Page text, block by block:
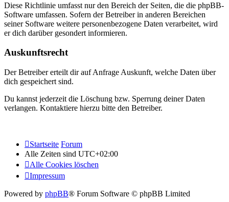
Diese Richtlinie umfasst nur den Bereich der Seiten, die die phpBB-
Software umfassen. Sofern der Betreiber in anderen Bereichen
seiner Software weitere personenbezogene Daten verarbeitet, wird
er dich darüber gesondert informieren.
Auskunftsrecht
Der Betreiber erteilt dir auf Anfrage Auskunft, welche Daten über
dich gespeichert sind.
Du kannst jederzeit die Löschung bzw. Sperrung deiner Daten
verlangen. Kontaktiere hierzu bitte den Betreiber.
Startseite Forum
Alle Zeiten sind UTC+02:00
Alle Cookies löschen
Impressum
Powered by phpBB® Forum Software © phpBB Limited